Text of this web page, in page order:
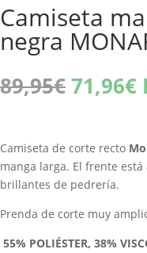
Camiseta
negra
89,95€El
precio
era:
89,95€.
71,96€
Camiseta de corte recto
manga larga. El frente
brillantes de pedrería.
Prenda de corte muy
55% POLIÉSTER, 38%